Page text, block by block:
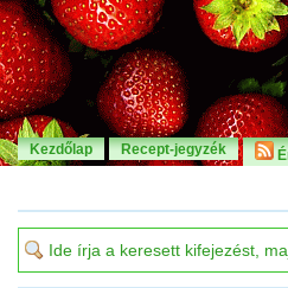
Kezdőlap Recept-jegyzék